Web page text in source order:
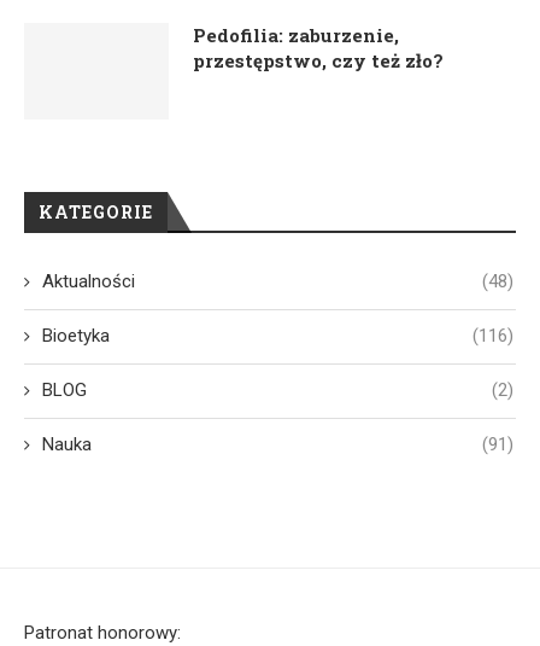
Pedofilia: zaburzenie,
przestępstwo, czy też zło?
KATEGORIE
Aktualności (48)
Bioetyka (116)
BLOG (2)
Nauka (91)
Patronat honorowy: